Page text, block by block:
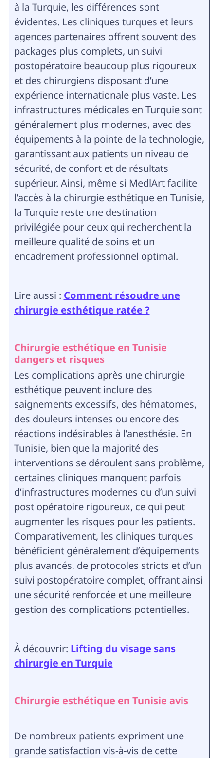
à la Turquie, les différences sont
évidentes. Les cliniques turques et leurs
agences partenaires offrent souvent des
packages plus complets, un suivi
postopératoire beaucoup plus rigoureux
et des chirurgiens disposant d’une
expérience internationale plus vaste. Les
infrastructures médicales en Turquie sont
généralement plus modernes, avec des
équipements à la pointe de la technologie,
garantissant aux patients un niveau de
sécurité, de confort et de résultats
supérieur. Ainsi, même si MedlArt facilite
l’accès à la chirurgie esthétique en Tunisie,
la Turquie reste une destination
privilégiée pour ceux qui recherchent la
meilleure qualité de soins et un
encadrement professionnel optimal.
Lire aussi : Comment résoudre une
chirurgie esthétique ratée ?
Chirurgie esthétique en Tunisie
dangers et risques
Les complications après une chirurgie
esthétique peuvent inclure des
saignements excessifs, des hématomes,
des douleurs intenses ou encore des
réactions indésirables à l’anesthésie. En
Tunisie, bien que la majorité des
interventions se déroulent sans problème,
certaines cliniques manquent parfois
d’infrastructures modernes ou d’un suivi
post opératoire rigoureux, ce qui peut
augmenter les risques pour les patients.
Comparativement, les cliniques turques
bénéficient généralement d’équipements
plus avancés, de protocoles stricts et d’un
suivi postopératoire complet, offrant ainsi
une sécurité renforcée et une meilleure
gestion des complications potentielles.
À découvrir: Lifting du visage sans
chirurgie en Turquie
Chirurgie esthétique en Tunisie avis
De nombreux patients expriment une
grande satisfaction vis-à-vis de cette